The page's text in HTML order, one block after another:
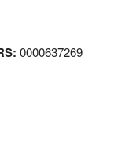
0000637269